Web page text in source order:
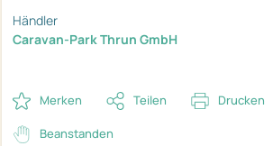
Händler
Caravan-Park Thrun GmbH
Merken Teilen Drucken
Beanstanden